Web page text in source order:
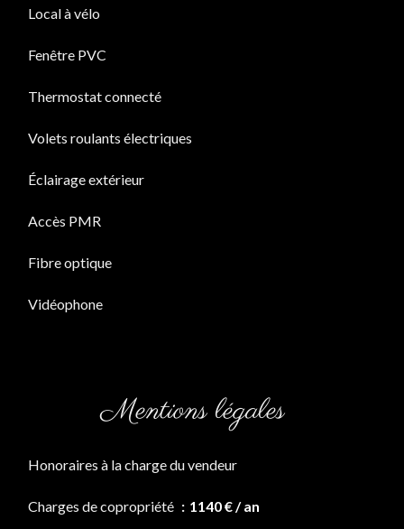
Local à vélo
Fenêtre PVC
Thermostat connecté
Volets roulants électriques
Éclairage extérieur
Accès PMR
Fibre optique
Vidéophone
Mentions légales
Honoraires à la charge du vendeur
Charges de copropriété 1140 € / an